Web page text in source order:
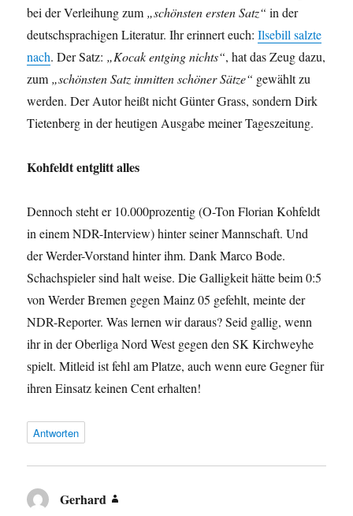
bei der Verleihung zum „schönsten ersten Satz“ in der
deutschsprachigen Literatur. Ihr erinnert euch:Ilsebill salzte
nach. Der Satz: „Kocak entging nichts“, hat das Zeug dazu,
zum „schönsten Satz inmitten schöner Sätze“ gewählt zu
werden. Der Autor heißt nicht Günter Grass, sondern Dirk
Tietenberg in der heutigen Ausgabe meiner Tageszeitung.
Kohfeldt entglitt alles
Dennoch steht er 10.000prozentig (O-Ton Florian Kohfeldt
in einem NDR-Interview) hinter seiner Mannschaft. Und
der Werder-Vorstand hinter ihm. Dank Marco Bode.
Schachspieler sind halt weise. Die Galligkeit hätte beim 0:5
von Werder Bremen gegen Mainz 05 gefehlt, meinte der
NDR-Reporter. Was lernen wir daraus? Seid gallig, wenn
ihr in der Oberliga Nord West gegen den SK Kirchweyhe
spielt. Mitleid ist fehl am Platze, auch wenn eure Gegner für
ihren Einsatz keinen Cent erhalten!
Antworten
Gerhard